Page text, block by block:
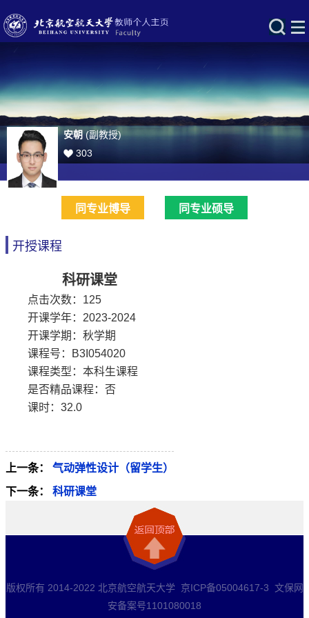
安朝(副教授)
303
同专业博导 同专业硕导
开授课程
科研课堂
点击次数： 125
开课学年：2023-2024
开课学期：秋学期
课程号：B3I054020
课程类型：本科生课程
是否精品课程：否
课时：32.0
上一条：
气动弹性设计（留学生）
下一条：
科研课堂
版权所有 2014-2022 北京航空航天大学 京ICP备05004617-3 文保网
安备案号1101080018